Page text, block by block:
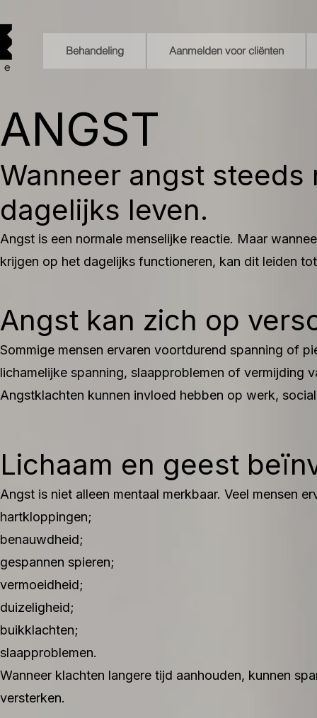
ANGST
Wanneer angst
dagelijks leven.
Angst is een normale menselijke reactie. Maar
krijgen op het dagelijks functioneren, kan dit leiden
Angst kan zich op
Sommige mensen ervaren voortdurend spanning of
lichamelijke spanning, slaapproblemen of vermijding
Angstklachten kunnen invloed hebben op werk,
Lichaam en geest
Angst is niet alleen mentaal merkbaar. Veel mensen
hartkloppingen;
benauwdheid;
gespannen spieren;
vermoeidheid;
duizeligheid;
buikklachten;
slaapproblemen.
Wanneer klachten langere tijd aanhouden, kunnen
versterken.
Behandeling Aanmelden voor cliënten